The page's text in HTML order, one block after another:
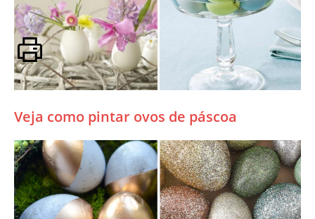
Veja como pintar ovos de páscoa